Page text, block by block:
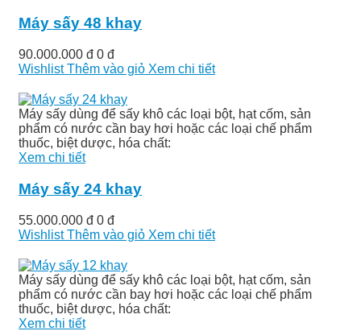
Máy sấy 48 khay
90.000.000 đ 0 đ
Wishlist Thêm vào giỏ Xem chi tiết
Máy sấy dùng để sấy khô các loại bột, hạt cốm, sản
phẩm có nước cần bay hơi hoặc các loại chế phẩm
thuốc, biệt dược, hóa chất:
Xem chi tiết
Máy sấy 24 khay
55.000.000 đ 0 đ
Wishlist Thêm vào giỏ Xem chi tiết
Máy sấy dùng để sấy khô các loại bột, hạt cốm, sản
phẩm có nước cần bay hơi hoặc các loại chế phẩm
thuốc, biệt dược, hóa chất:
Xem chi tiết